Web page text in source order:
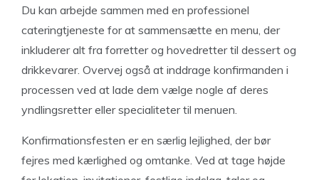
Du kan arbejde sammen med en professionel
cateringtjeneste for at sammensætte en menu, der
inkluderer alt fra forretter og hovedretter til dessert og
drikkevarer. Overvej også at inddrage konfirmanden i
processen ved at lade dem vælge nogle af deres
yndlingsretter eller specialiteter til menuen.
Konfirmationsfesten er en særlig lejlighed, der bør
fejres med kærlighed og omtanke. Ved at tage højde